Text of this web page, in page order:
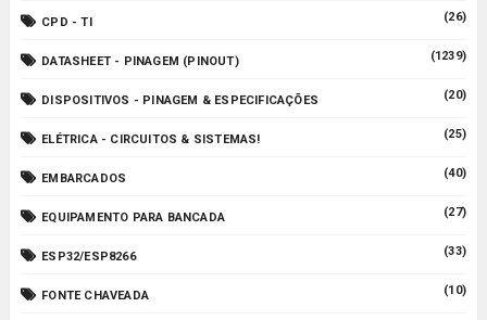
CPD - TI (26)
DATASHEET - PINAGEM (PINOUT) (1239)
DISPOSITIVOS - PINAGEM & ESPECIFICAÇÕES (20)
ELÉTRICA - CIRCUITOS & SISTEMAS! (25)
EMBARCADOS (40)
EQUIPAMENTO PARA BANCADA (27)
ESP32/ESP8266 (33)
FONTE CHAVEADA (10)